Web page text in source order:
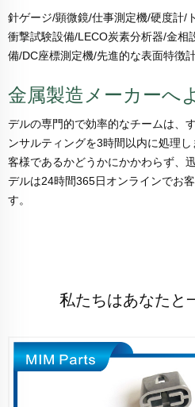
針ゲージ/顕微鏡/仕事測定機/硬度計/
衝撃試験設備/LECO炭素分析器/金相
備/DC座標測定機/先進的な表面特徴計
金属製造メーカーへ
デルの専門的で効率的なチームは、
ンサルティングを3時間以内に処理
客様であるかどうかにかかわらず、
デルは24時間365日オンラインでお
す。
私たちはあなたと